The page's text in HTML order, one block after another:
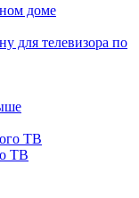
доме
для телевизора по
ТВ
ТВ